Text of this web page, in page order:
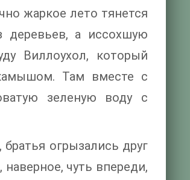
жаркое лето тянется
деревьев, а иссохшую
Виллоухол, который
Там вместе с
зеленую воду с
огрызались друг
чуть впереди,